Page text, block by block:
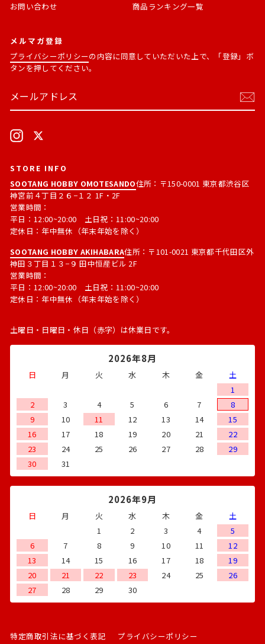
お問い合わせ
商品ランキング一覧
メルマガ登録
プライバシーポリシーの内容に同意していただいた上で、「登録」ボ
タンを押してください。
ー
レ
ス
読
Instagram
STORE INFO
SOOTANG HOBBY OMOTESANDO住所：〒150-0001 東京都渋谷区
神宮前４丁目２６−１２ 1F・2F
営業時間：
平日：12:00~20:00 土日祝：11:00~20:00
定休日：年中無休（年末年始を除く）
SOOTANG HOBBY AKIHABARA住所：〒101-0021 東京都千代田区外
神田３丁目１３−９ 田中恒産ビル 2F
営業時間：
平日：12:00~20:00 土日祝：11:00~20:00
定休日：年中無休（年末年始を除く）
土曜日・日曜日・休日（赤字）は休業日です。
2026年8月
日 月 火 水 木 金
土
1
2
3 4 5 6 7
8
9
10 11 12 13 14
15
16
17 18 19 20 21
22
23
24 25 26 27 28
29
30
31
2026年9月
日 月 火 水 木 金
土
1
2 3 4
5
6
7 8 9 10 11
12
13
14 15 16 17 18
19
20
21 22 23 24 25
26
27
28 29 30
特定商取引法に基づく表記 プライバシーポリシー